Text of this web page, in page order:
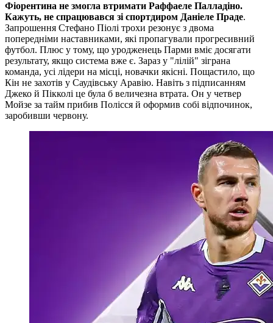
Фіорентина не змогла втримати Раффаеле Палладіно.
Кажуть, не спрацювався зі спортдиром Даніеле Праде.
Запрошення Стефано Піолі трохи резонує з двома
попередніми наставниками, які пропагували прогресивний
футбол. Плюс у тому, що уродженець Парми вміє досягати
результату, якщо система вже є. Зараз у "лілій" зіграна
команда, усі лідери на місці, новачки якісні. Пощастило, що
Кін не захотів у Саудівську Аравію. Навіть з підписанням
Джеко й Пікколі це була б величезна втрата. Он у четвер
Мойзе за тайм прибив Полісся й оформив собі відпочинок,
заробивши червону.